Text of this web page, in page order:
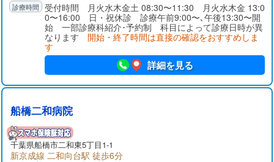
受付時間 月火水木金土 08:30〜11:30 月火水木金 13:0
0〜16:00 日・祝休診 診療午前9:00〜､午後13:30〜開
始 一部診療科紹介･予約制 科目によって診療日時が異
なります 開始・終了時間は直接の確認をおすすめしま
す
詳細を見る
船橋二和病院
千葉県船橋市二和東5丁目1-1
新京成線 二和向台駅 徒歩6分